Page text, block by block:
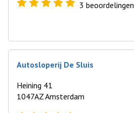
3 beoordelingen
Autosloperij De Sluis
Heining 41
1047AZ Amsterdam